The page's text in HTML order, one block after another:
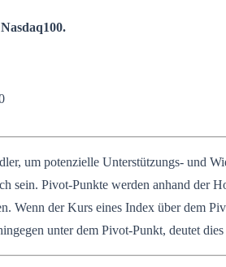
um potenzielle Unterstützungs- und
sein. Pivot-Punkte werden anhand der
Wenn der Kurs eines Index über dem
unter dem Pivot-Punkt, deutet